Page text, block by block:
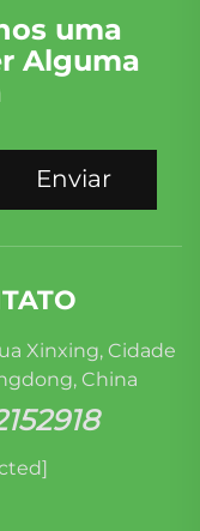
uma
Alguma
Enviar
Xinxing, Cidade
China